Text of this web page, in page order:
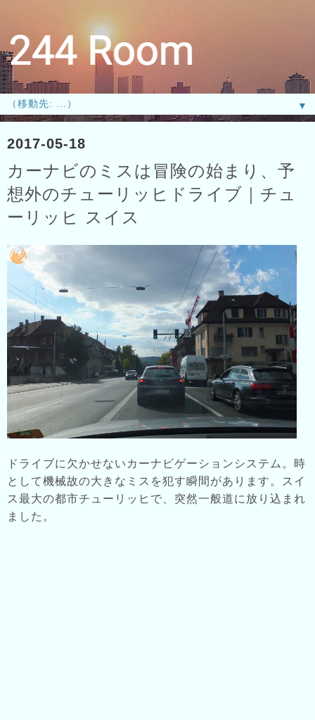
▼
2017-05-18
カーナビのミスは冒険の始まり、予
想外のチューリッヒドライブ｜チュ
ーリッヒ スイス
ドライブに欠かせないカーナビゲーションシステム。時
として機械故の大きなミスを犯す瞬間があります。スイ
ス最大の都市チューリッヒで、突然一般道に放り込まれ
ました。